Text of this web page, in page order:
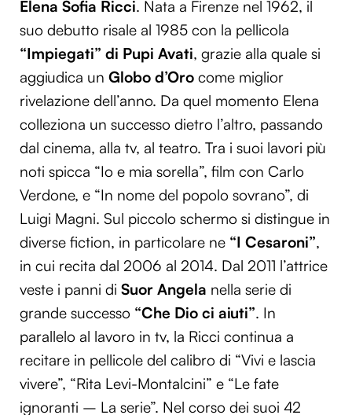
Elena Sofia Ricci. Nata a Firenze nel 1962, il
suo debutto risale al 1985 con la pellicola
“Impiegati” di Pupi Avati, grazie alla quale si
aggiudica un Globo d’Oro come miglior
rivelazione dell’anno. Da quel momento Elena
colleziona un successo dietro l’altro, passando
dal cinema, alla tv, al teatro. Tra i suoi lavori più
noti spicca “Io e mia sorella”, film con Carlo
Verdone, e “In nome del popolo sovrano”, di
Luigi Magni. Sul piccolo schermo si distingue in
diverse fiction, in particolare ne “I Cesaroni”,
in cui recita dal 2006 al 2014. Dal 2011 l’attrice
veste i panni di Suor Angela nella serie di
grande successo “Che Dio ci aiuti”. In
parallelo al lavoro in tv, la Ricci continua a
recitare in pellicole del calibro di “Vivi e lascia
vivere”, “Rita Levi-Montalcini” e “Le fate
ignoranti – La serie”. Nel corso dei suoi 42